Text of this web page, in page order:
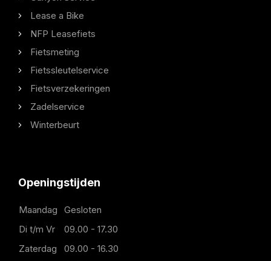
Lease a Bike
NFP Leasefiets
Fietsmeting
Fietssleutelservice
Fietsverzekeringen
Zadelservice
Winterbeurt
Openingstijden
Maandag
Gesloten
Di t/m Vr
09.00 - 17.30
Zaterdag
09.00 - 16.30